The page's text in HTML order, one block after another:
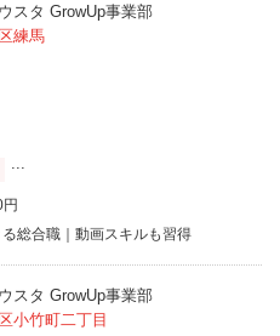
スタ GrowUp事業部
練馬
...
総合職｜動画スキルも習得
スタ GrowUp事業部
小竹町二丁目